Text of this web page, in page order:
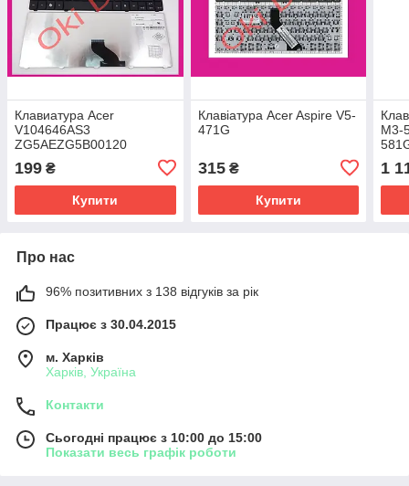
Клавиатура Acer
V104646AS3
ZG5AEZG5B00120
Zq19Z.N1P82.Q0U
199 ₴
Купити
Клавіатура Acer Aspire V5-
471G
315₴
Купити
M3-
V5-
1
Про нас
96% позитивних з 138 відгуків за рік
Працює з 30.04.2015
м. Харків
Харків, Україна
Контакти
Сьогодні працює з 10:00 до 15:00
Показати весь графік роботи